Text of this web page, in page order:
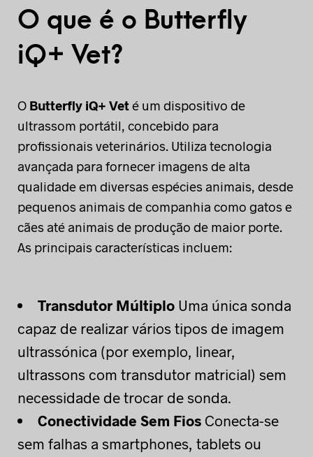
O que é o Butterfly
iQ+ Vet?
O Butterfly iQ+ Veté um dispositivo de
ultrassom portátil, concebido para
profissionais veterinários. Utiliza tecnologia
avançada para fornecer imagens de alta
qualidade em diversas espécies animais, desde
pequenos animais de companhia como gatos e
cães até animais de produção de maior porte.
As principais características incluem:
Transdutor Múltiplo Uma única sonda
capaz de realizar vários tipos de imagem
ultrassónica (por exemplo, linear,
ultrassons com transdutor matricial) sem
necessidade de trocar de sonda.
Conectividade Sem Fios Conecta-se
sem falhas a smartphones, tablets ou